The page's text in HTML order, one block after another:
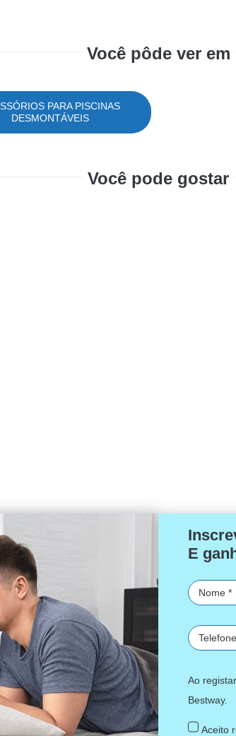
Você pôde ver em
PARA PISCINAS
DESMONTÁVEIS
Você pode gostar
E
Ao
Bestway.
Aceito